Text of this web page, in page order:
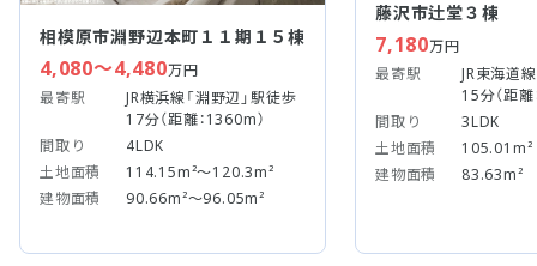
相模原市淵野辺本町１１期１５棟
4,080～4,480万円
最寄駅
JR横浜線「淵野辺」駅徒歩
17分（距離：1360m）
間取り
4LDK
土地面積
114.15m²～120.3m²
建物面積
90.66m²～96.05m²
藤沢市辻堂３棟
7,180万円
最寄駅
JR東海道
15分（距離
間取り
3LDK
土地面積
105.01m²
建物面積
83.63m²